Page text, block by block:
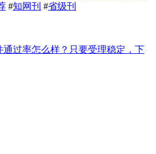
#知网刊 #省级刊
通过率怎么样？只要受理稳定，下